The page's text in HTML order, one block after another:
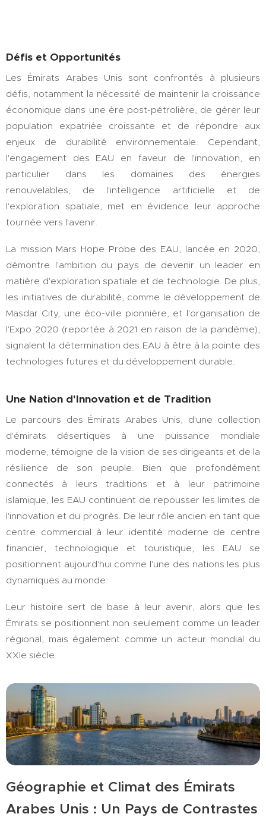
Défis et Opportunités
Les Émirats Arabes Unis sont confrontés à plusieurs
défis, notamment la nécessité de maintenir la croissance
économique dans une ère post-pétrolière, de gérer leur
population expatriée croissante et de répondre aux
enjeux de durabilité environnementale. Cependant,
l'engagement des EAU en faveur de l'innovation, en
particulier dans les domaines des énergies
renouvelables, de l'intelligence artificielle et de
l'exploration spatiale, met en évidence leur approche
tournée vers l'avenir.
La mission Mars Hope Probe des EAU, lancée en 2020,
démontre l'ambition du pays de devenir un leader en
matière d'exploration spatiale et de technologie. De plus,
les initiatives de durabilité, comme le développement de
Masdar City, une éco-ville pionnière, et l'organisation de
l'Expo 2020 (reportée à 2021 en raison de la pandémie),
signalent la détermination des EAU à être à la pointe des
technologies futures et du développement durable.
Une Nation d'Innovation et de Tradition
Le parcours des Émirats Arabes Unis, d'une collection
d'émirats désertiques à une puissance mondiale
moderne, témoigne de la vision de ses dirigeants et de la
résilience de son peuple. Bien que profondément
connectés à leurs traditions et à leur patrimoine
islamique, les EAU continuent de repousser les limites de
l'innovation et du progrès. De leur rôle ancien en tant que
centre commercial à leur identité moderne de centre
financier, technologique et touristique, les EAU se
positionnent aujourd'hui comme l'une des nations les plus
dynamiques au monde.
Leur histoire sert de base à leur avenir, alors que les
Émirats se positionnent non seulement comme un leader
régional, mais également comme un acteur mondial du
XXIe siècle.
Géographie et Climat des Émirats
Arabes Unis : Un Pays de Contrastes